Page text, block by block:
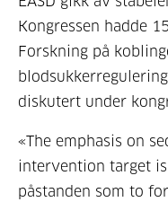
Kongressen hadde
Forskning på
diskutert under
«The emphasis on
intervention target
påstanden som to